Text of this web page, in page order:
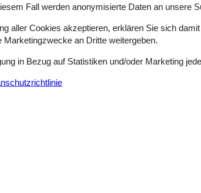
vaskemaskine
Fall werden anonymisierte Daten an unsere
aller Cookies akzeptieren, erklären Sie sich
Marketingzwecke an Dritte weitergeben.
in Bezug auf Statistiken und/oder Marketing